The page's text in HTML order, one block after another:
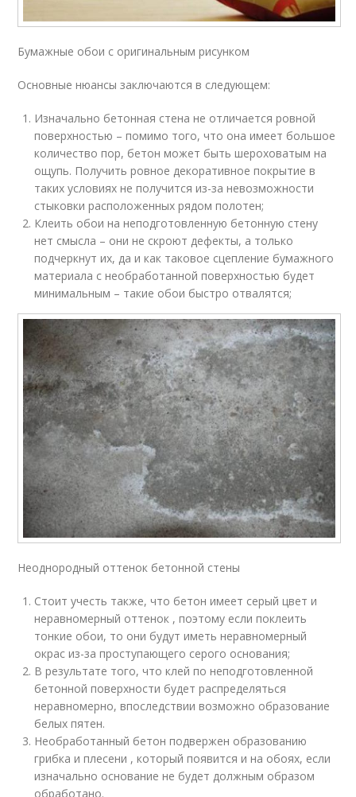
Бумажные обои с оригинальным рисунком
Основные нюансы заключаются в следующем:
Изначально бетонная стена не отличается ровной
поверхностью – помимо того, что она имеет большое
количество пор, бетон может быть шероховатым на
ощупь. Получить ровное декоративное покрытие в
таких условиях не получится из-за невозможности
стыковки расположенных рядом полотен;
Клеить обои на неподготовленную бетонную стену
нет смысла – они не скроют дефекты, а только
подчеркнут их, да и как таковое сцепление бумажного
материала с необработанной поверхностью будет
минимальным – такие обои быстро отвалятся;
Неоднородный оттенок бетонной стены
Стоит учесть также, что бетон имеет серый цвет и
неравномерный оттенок , поэтому если поклеить
тонкие обои, то они будут иметь неравномерный
окрас из-за проступающего серого основания;
В результате того, что клей по неподготовленной
бетонной поверхности будет распределяться
неравномерно, впоследствии возможно образование
белых пятен.
Необработанный бетон подвержен образованию
грибка и плесени , который появится и на обоях, если
изначально основание не будет должным образом
обработано.